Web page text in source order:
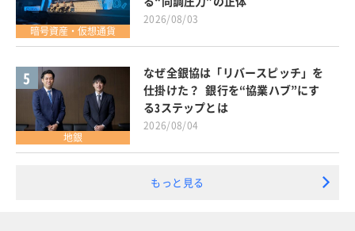
暗号資産・仮想通貨
2026/08/03
5
地銀
なぜ全銀協は「リバースピッチ」を
仕掛けた？ 銀行を“協業ハブ”にす
る3ステップとは
2026/08/04
もっと見る